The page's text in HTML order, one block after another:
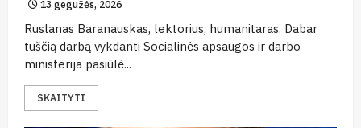
13 gegužės, 2026
Ruslanas Baranauskas, lektorius, humanitaras. Dabar
tuščią darbą vykdanti Socialinės apsaugos ir darbo
ministerija pasiūlė...
SKAITYTI